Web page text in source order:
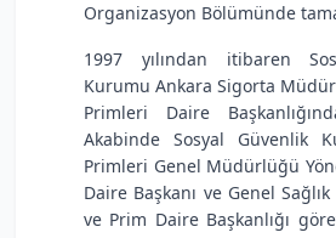
Organizasyon Bölümünde
1997 yılından itibaren
Kurumu Ankara Sigorta
Primleri Daire
Akabinde Sosyal Güvenlik
Primleri Genel Müdürlüğü
Daire Başkanı ve Genel
ve Prim Daire Başkanlığı